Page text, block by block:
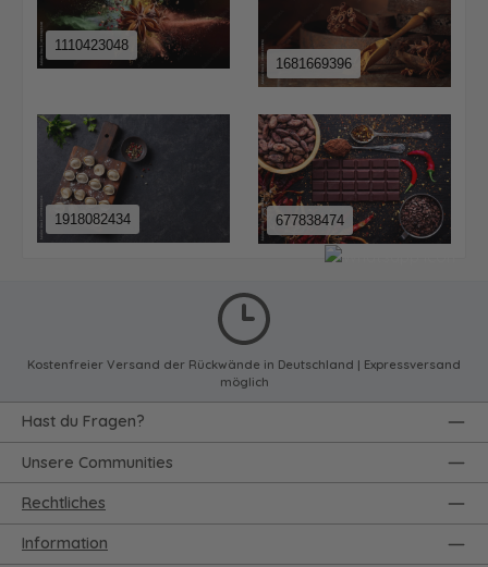
1110423048
1681669396
1918082434 677838474
Kostenfreier Versand der Rückwände in Deutschland | Expressversand
möglich
Rechtliches
Information
Hast du Fragen?
Unsere Communities